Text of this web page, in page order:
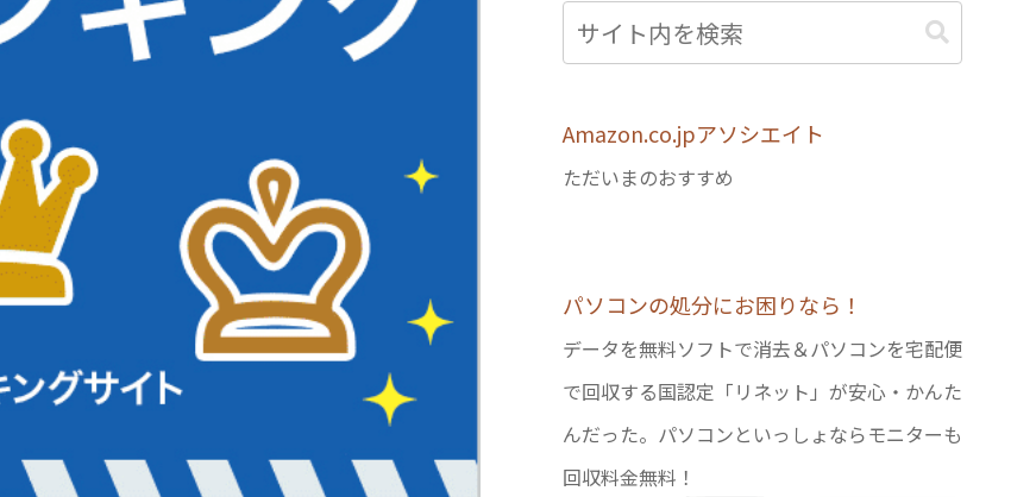
Amazon.co.jpアソシエイト
ただいまのおすすめ
パソコンの処分にお困りなら！
データを無料ソフトで消去＆パソコンを宅配便
で回収する国認定「リネット」が安心・かんた
んだった。パソコンといっしょならモニターも
回収料金無料！